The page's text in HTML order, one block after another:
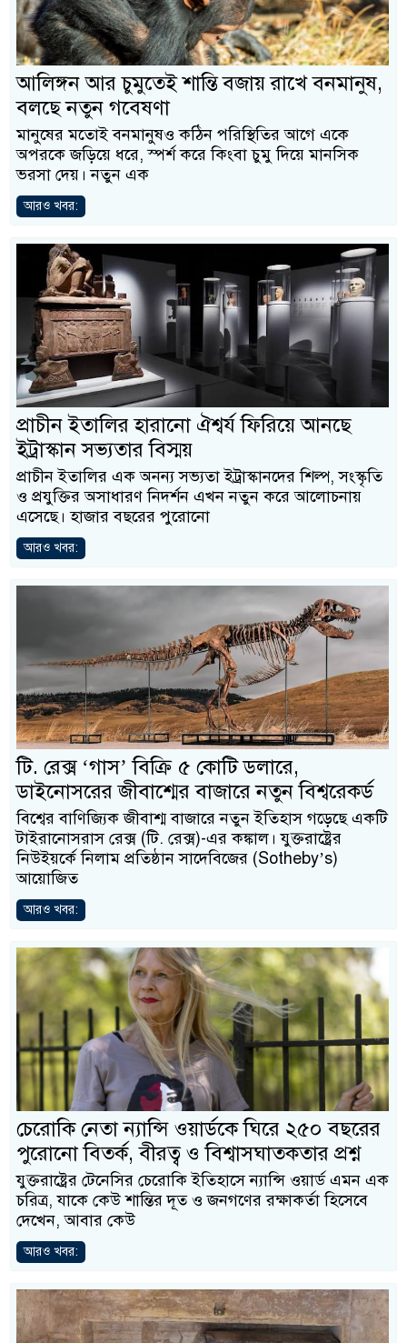
আলিঙ্গন আর চুমুতেই শান্তি বজায় রাখে বনমানুষ,
বলছে নতুন গবেষণা
মানুষের মতোই বনমানুষও কঠিন পরিস্থিতির আগে একে
অপরকে জড়িয়ে ধরে, স্পর্শ করে কিংবা চুমু দিয়ে মানসিক
ভরসা দেয়। নতুন এক
আরও খবর:
প্রাচীন ইতালির হারানো ঐশ্বর্য ফিরিয়ে আনছে
ইট্রাস্কান সভ্যতার বিস্ময়
প্রাচীন ইতালির এক অনন্য সভ্যতা ইট্রাস্কানদের শিল্প, সংস্কৃতি
ও প্রযুক্তির অসাধারণ নিদর্শন এখন নতুন করে আলোচনায়
এসেছে। হাজার বছরের পুরোনো
আরও খবর:
টি. রেক্স ‘গাস’ বিক্রি ৫ কোটি ডলারে,
ডাইনোসরের জীবাশ্মের বাজারে নতুন বিশ্বরেকর্ড
বিশ্বের বাণিজ্যিক জীবাশ্ম বাজারে নতুন ইতিহাস গড়েছে একটি
টাইরানোসরাস রেক্স (টি. রেক্স)-এর কঙ্কাল। যুক্তরাষ্ট্রের
নিউইয়র্কে নিলাম প্রতিষ্ঠান সাদেবিজের (Sotheby’s)
আয়োজিত
আরও খবর:
চেরোকি নেতা ন্যান্সি ওয়ার্ডকে ঘিরে ২৫০ বছরের
পুরোনো বিতর্ক, বীরত্ব ও বিশ্বাসঘাতকতার প্রশ্ন
যুক্তরাষ্ট্রের টেনেসির চেরোকি ইতিহাসে ন্যান্সি ওয়ার্ড এমন এক
চরিত্র, যাকে কেউ শান্তির দূত ও জনগণের রক্ষাকর্তা হিসেবে
দেখেন, আবার কেউ
আরও খবর: